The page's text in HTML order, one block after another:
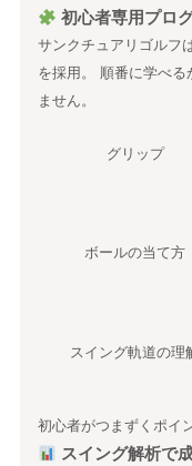
初心者専用プロ
サンクチュアリゴルフ
を採用。 順番に学べる
ません。
グリップ
ボールの当て方
スイング軌道の理
初心者がつまずくポイ
スイング解析で